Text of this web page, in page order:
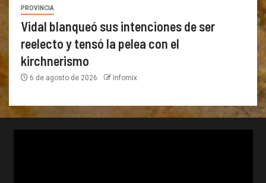
PROVINCIA
Vidal blanqueó sus intenciones de ser
reelecto y tensó la pelea con el
kirchnerismo
6 de agosto de 2026 Infomix